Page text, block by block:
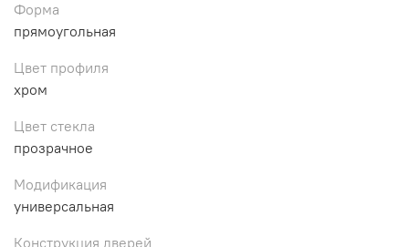
Форма
прямоугольная
Цвет профиля
хром
Цвет стекла
прозрачное
Модификация
универсальная
Конструкция дверей